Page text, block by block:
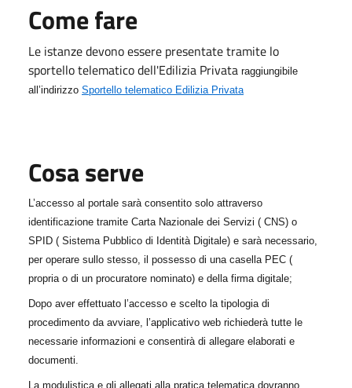
Come fare
Le istanze devono essere presentate tramite lo
sportello telematico dell'Edilizia Privata raggiungibile
all’indirizzo Sportello telematico Edilizia Privata
Cosa serve
L’accesso al portale sarà consentito solo attraverso
identificazione tramite Carta Nazionale dei Servizi ( CNS) o
SPID ( Sistema Pubblico di Identità Digitale) e sarà necessario,
per operare sullo stesso, il possesso di una casella PEC (
propria o di un procuratore nominato) e della firma digitale;
Dopo aver effettuato l’accesso e scelto la tipologia di
procedimento da avviare, l’applicativo web richiederà tutte le
necessarie informazioni e consentirà di allegare elaborati e
documenti.
La modulistica e gli allegati alla pratica telematica dovranno